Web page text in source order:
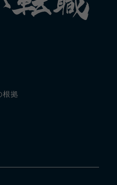
根拠